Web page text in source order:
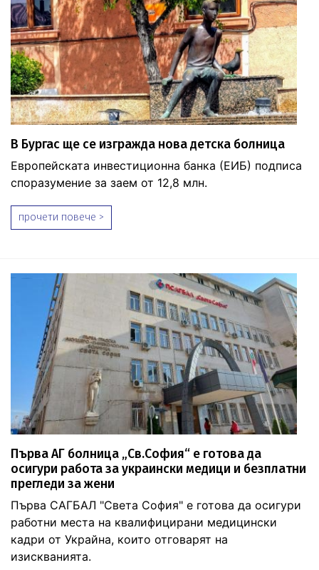
В Бургас ще се изгражда нова детска болница
Европейската инвестиционна банка (ЕИБ) подписа
споразумение за заем от 12,8 млн.
прочети повече >
Първа АГ болница „Св.София“ е готова да
осигури работа за украински медици и безплатни
прегледи за жени
Първа САГБАЛ "Света София" е готова да осигури
работни места на квалифицирани медицински
кадри от Украйна, които отговарят на
изискванията.